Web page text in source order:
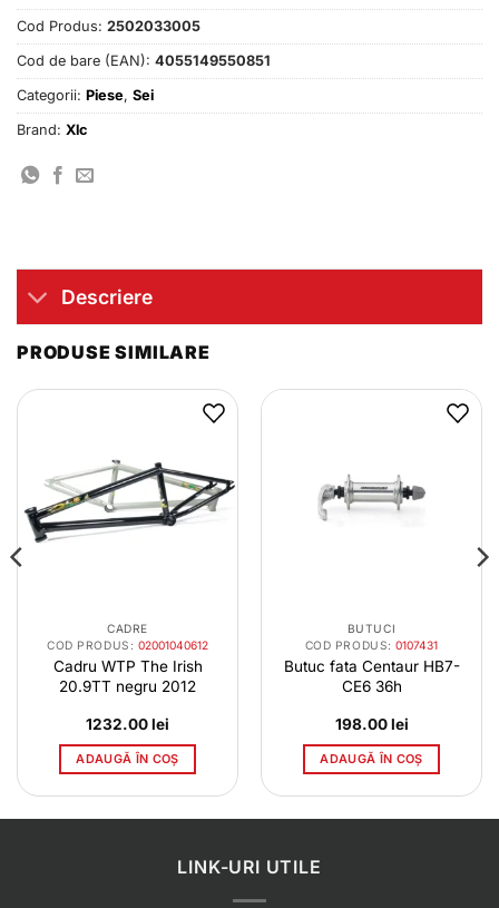
Cod Produs: 2502033005
Cod de bare (EAN): 4055149550851
Categorii: Piese, Sei
Brand: Xlc
Descriere
PRODUSE SIMILARE
CADRE
COD PRODUS: 02001040612
Cadru WTP The Irish
20.9TT negru 2012
1232.00lei
ADAUGĂ ÎN COȘ
BUTUCI
COD PRODUS:0107431
Butuc fata Centaur HB7-
CE6 36h
198.00lei
ADAUGĂ ÎN COȘ
LINK-URI UTILE